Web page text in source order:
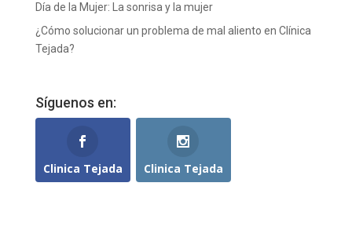
Día de la Mujer: La sonrisa y la mujer
¿Cómo solucionar un problema de mal aliento en Clínica
Tejada?
Síguenos en:
Clinica Tejada Clinica Tejada